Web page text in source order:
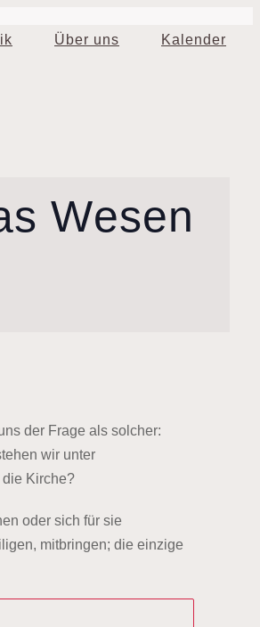
Über uns Kalender
Wesen
der Frage als solcher:
wir unter
Kirche?
oder sich für sie
mitbringen; die einzige